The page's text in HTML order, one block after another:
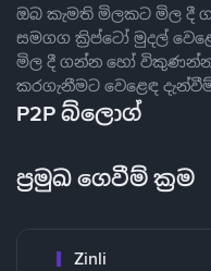
ඔබ කැමති මිලකට මිල දී
සමගග ක්‍රිප්ටෝ මුදල්
මිල දී ගන්න හෝ
කරගැනීමට වෙළෙඳ
P2P බ්ලොග්
ප්‍රමුඛ ගෙවීම් ක්‍රම
Zinli